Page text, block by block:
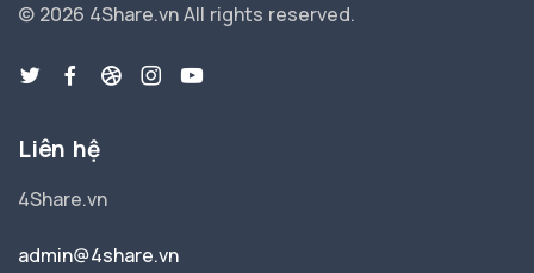
© 2026 4Share.vnAll rights reserved.
Liên hệ
4Share.vn
admin@4share.vn